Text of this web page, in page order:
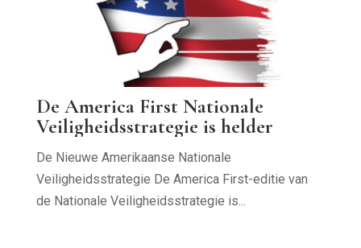
De America First Nationale
Veiligheidsstrategie is helder
De Nieuwe Amerikaanse Nationale
Veiligheidsstrategie De America First-editie van
de Nationale Veiligheidsstrategie is...